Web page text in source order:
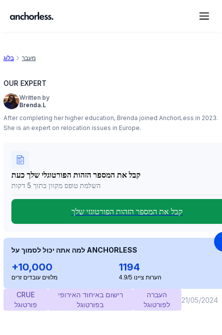
בלוג מעבר
OUR EXPERT
Written by
Brenda.L
After completing her higher education, Brenda joined AnchorLess in 2023.
She is an expert on relocation issues in Europe.
קבל את המספר הזהות הפורטוגלי שלך כעת
השלמת טופס מקוון בתוך 5 דקות
קבל את המספר הזהות הפורטוגזי שלך
למה אתה יכול לסמוך על ANCHORLESS
+10,000
מלווים עובדים זרים
1194
הערות ציינו 4.9/5
CRUE
פורטוגל
רישום באיחוד האירופי
בפורטוגל
העברה
לפורטוגל
21/05/2024